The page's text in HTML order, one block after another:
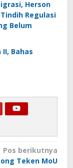
Herson
Regulasi
Belum
II, Bahas
Pos berikutnya
Teken MoU